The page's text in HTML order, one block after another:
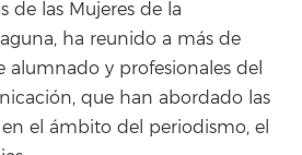
de las Mujeres de la
ha reunido a más de
alumnado y profesionales del
que han abordado las
el ámbito del periodismo, el